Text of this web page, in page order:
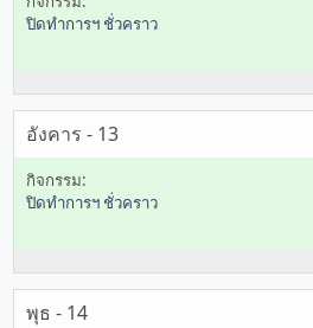
ปิดทำการฯ ชั่วคราว
อังคาร - 13
ปิดทำการฯ ชั่วคราว
พุธ - 14